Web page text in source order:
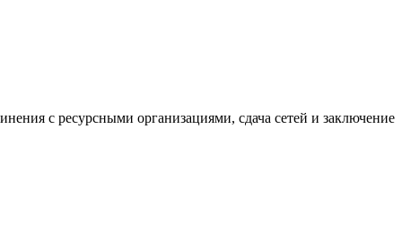
с ресурсными организациями, сдача сетей и заключение